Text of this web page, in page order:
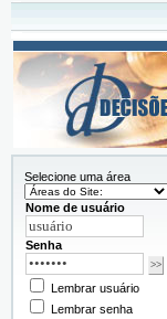
Selecione uma área
Nome de usuário
Senha
Lembrar usuário
Lembrar senha